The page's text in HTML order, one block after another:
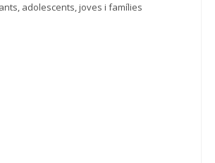
adolescents, joves i famílies